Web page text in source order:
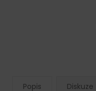
Popis Diskuze